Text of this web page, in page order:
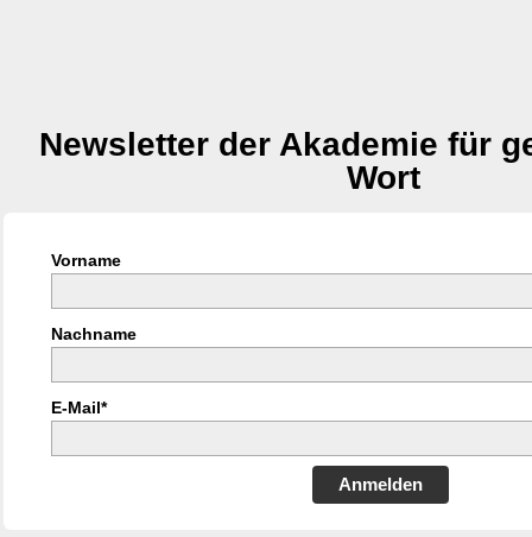
Newsletter der Akademie für
Wort
Vorname
Nachname
E-Mail*
Anmelden